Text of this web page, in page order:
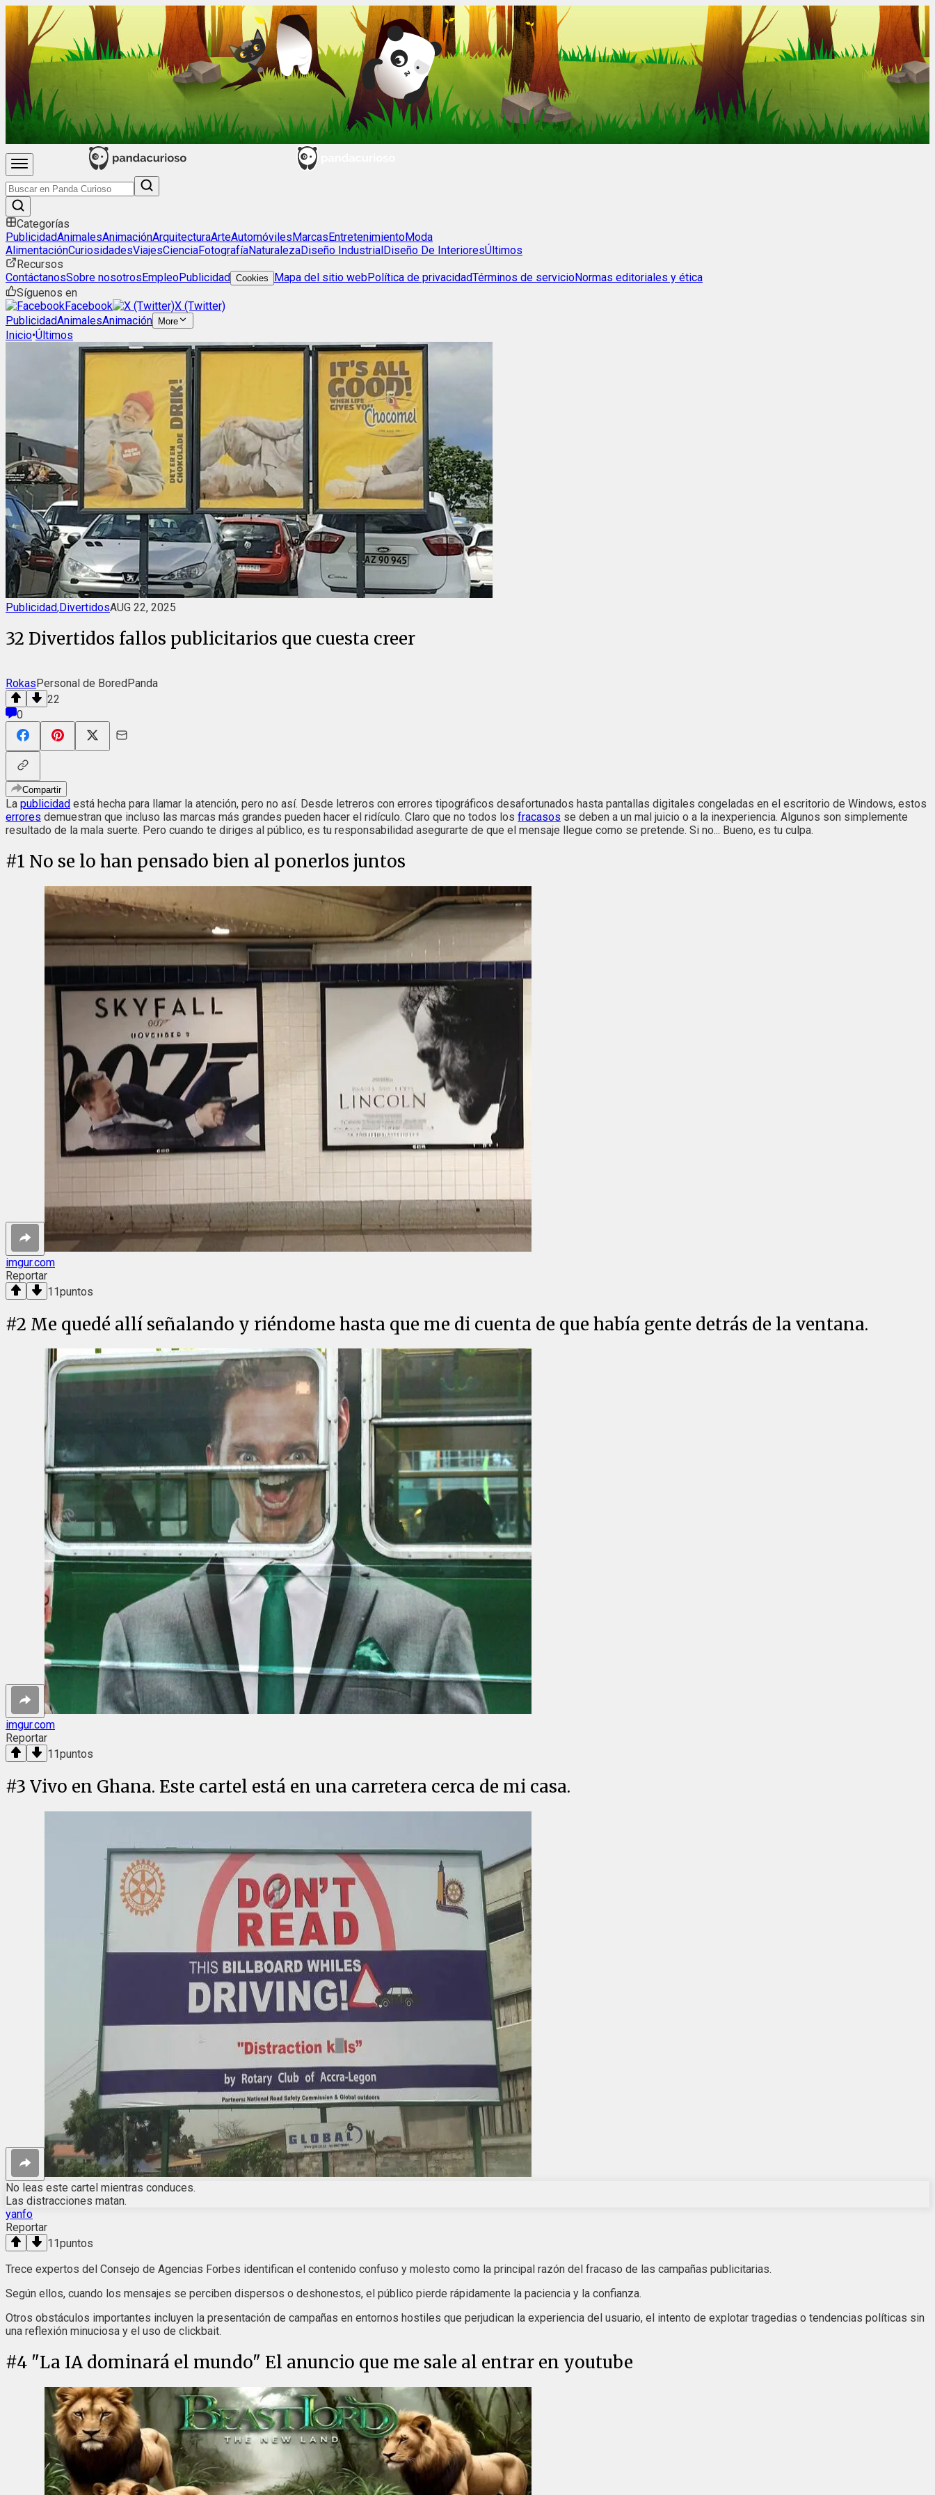
Categorías
PublicidadAnimalesAnimaciónArquitecturaArteAutomóvilesMarcasEntretenimientoModa
AlimentaciónCuriosidadesViajesCienciaFotografíaNaturalezaDiseño IndustrialDiseño De InterioresÚltimos
Recursos
ContáctanosSobre nosotrosEmpleoPublicidad Cookies Mapa del sitio webPolítica de privacidadTérminos de servicioNormas editoriales y ética
Síguenos en
Facebook
X (Twitter)
PublicidadAnimalesAnimación More
Inicio•Últimos
Publicidad,DivertidosAUG 22, 2025
32 Divertidos fallos publicitarios que cuesta creer
RokasPersonal de BoredPanda
22
0
Compartir
La publicidad está hecha para llamar la atención, pero no así. Desde letreros con errores tipográficos desafortunados hasta pantallas digitales congeladas en el escritorio de Windows, estos
errores demuestran que incluso las marcas más grandes pueden hacer el ridículo. Claro que no todos los fracasos se deben a un mal juicio o a la inexperiencia. Algunos son simplemente
resultado de la mala suerte. Pero cuando te diriges al público, es tu responsabilidad asegurarte de que el mensaje llegue como se pretende. Si no... Bueno, es tu culpa.
#1 No se lo han pensado bien al ponerlos juntos
imgur.com
Reportar
11puntos
#2 Me quedé allí señalando y riéndome hasta que me di cuenta de que había gente detrás de la ventana.
imgur.com
Reportar
11puntos
#3 Vivo en Ghana. Este cartel está en una carretera cerca de mi casa.
No leas este cartel mientras conduces.
Las distracciones matan.
yanfo
Reportar
11puntos
Trece expertos del Consejo de Agencias Forbes identifican el contenido confuso y molesto como la principal razón del fracaso de las campañas publicitarias.
Según ellos, cuando los mensajes se perciben dispersos o deshonestos, el público pierde rápidamente la paciencia y la confianza.
Otros obstáculos importantes incluyen la presentación de campañas en entornos hostiles que perjudican la experiencia del usuario, el intento de explotar tragedias o tendencias políticas sin
una reflexión minuciosa y el uso de clickbait.
#4 "La IA dominará el mundo" El anuncio que me sale al entrar en youtube